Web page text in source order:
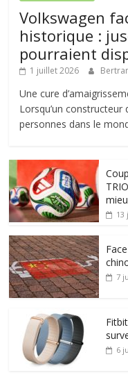
Volkswagen
historique :
pourraient
1 juillet 2026
Une cure
Lorsqu’un
personnes dans le
13
7
6